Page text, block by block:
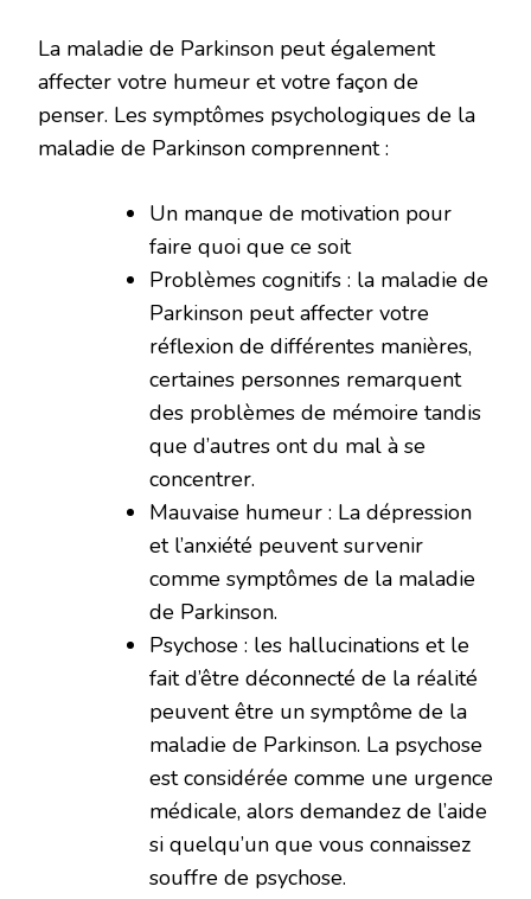
La maladie de Parkinson peut également
affecter votre humeur et votre façon de
penser. Les symptômes psychologiques de la
maladie de Parkinson comprennent :
Un manque de motivation pour
faire quoi que ce soit
Problèmes cognitifs : la maladie de
Parkinson peut affecter votre
réflexion de différentes manières,
certaines personnes remarquent
des problèmes de mémoire tandis
que d’autres ont du mal à se
concentrer.
Mauvaise humeur : La dépression
et l’anxiété peuvent survenir
comme symptômes de la maladie
de Parkinson.
Psychose : les hallucinations et le
fait d’être déconnecté de la réalité
peuvent être un symptôme de la
maladie de Parkinson. La psychose
est considérée comme une urgence
médicale, alors demandez de l’aide
si quelqu’un que vous connaissez
souffre de psychose.